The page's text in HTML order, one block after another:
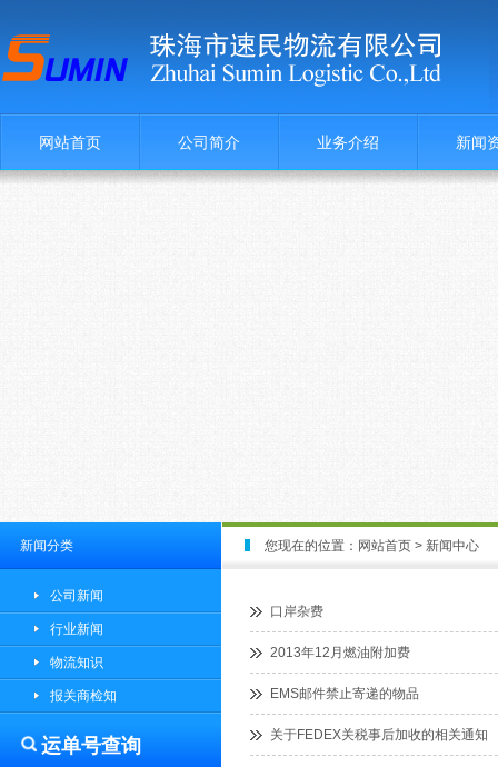
网站首页 公司简介 业务介绍 新闻
新闻分类
公司新闻
行业新闻
物流知识
报关商检知
运单号查询
您现在的位置： 网站首页 > 新闻中心
口岸杂费
2013年12月燃油附加费
EMS邮件禁止寄递的物品
关于FEDEX关税事后加收的相关通知